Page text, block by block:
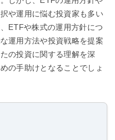
や運用に悩む投資家も多い
ETFや株式の運用方針につ
運用方法や投資戦略を提案
の投資に関する理解を深
の手助けとなることでしょ